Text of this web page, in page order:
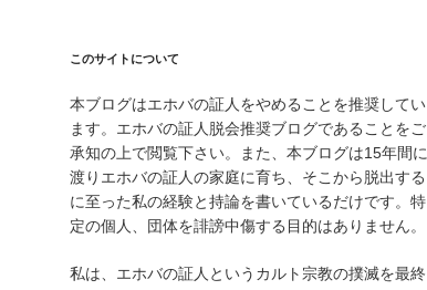
このサイトについて
本ブログはエホバの証人をやめることを推奨してい
ます。エホバの証人脱会推奨ブログであることをご
承知の上で閲覧下さい。また、本ブログは15年間に
渡りエホバの証人の家庭に育ち、そこから脱出する
に至った私の経験と持論を書いているだけです。特
定の個人、団体を誹謗中傷する目的はありません。
私は、エホバの証人というカルト宗教の撲滅を最終